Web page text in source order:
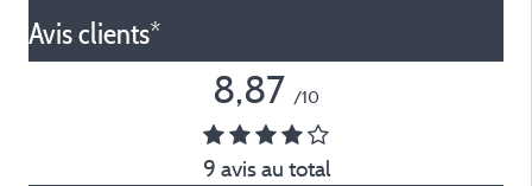
Avis clients*
8,87 /10
9 avis au total